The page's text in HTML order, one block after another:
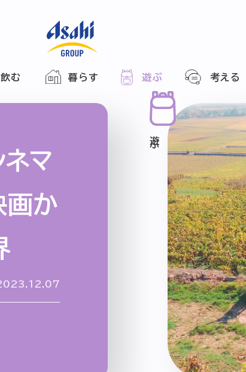
飲む 暮らす 遊ぶ 考える
HOME
ABOUT
ニュースリリース プライバシーポリシー
マ
画か